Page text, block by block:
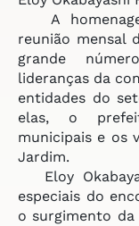
A
reunião mensal
grande
lideranças da
entidades do
elas, o
municipais e os
Jardim.
Eloy
especiais do
o surgimento da